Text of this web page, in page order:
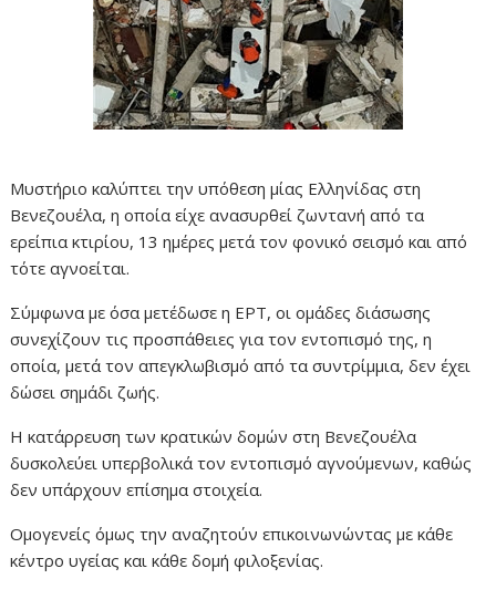
Μυστήριο καλύπτει την υπόθεση μίας Ελληνίδας στη
Βενεζουέλα, η οποία είχε ανασυρθεί ζωντανή από τα
ερείπια κτιρίου, 13 ημέρες μετά τον φονικό σεισμό και από
τότε αγνοείται.
Σύμφωνα με όσα μετέδωσε η ΕΡΤ, οι ομάδες διάσωσης
συνεχίζουν τις προσπάθειες για τον εντοπισμό της, η
οποία, μετά τον απεγκλωβισμό από τα συντρίμμια, δεν έχει
δώσει σημάδι ζωής.
Η κατάρρευση των κρατικών δομών στη Βενεζουέλα
δυσκολεύει υπερβολικά τον εντοπισμό αγνούμενων, καθώς
δεν υπάρχουν επίσημα στοιχεία.
Ομογενείς όμως την αναζητούν επικοινωνώντας με κάθε
κέντρο υγείας και κάθε δομή φιλοξενίας.